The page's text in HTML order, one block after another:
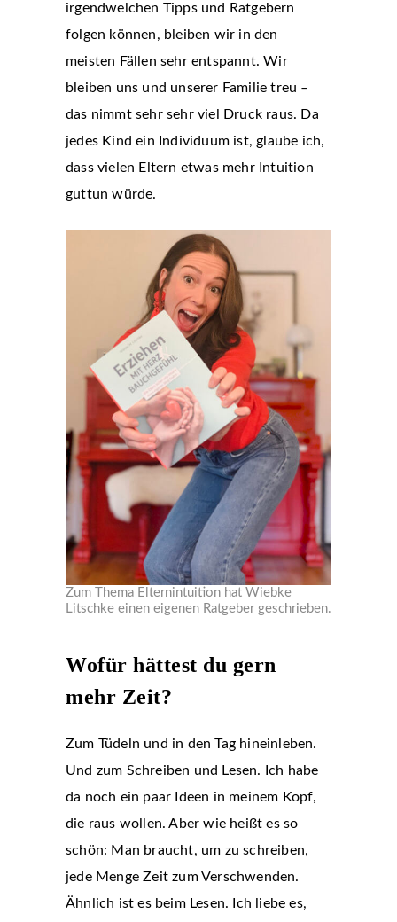
irgendwelchen Tipps und Ratgebern
folgen können, bleiben wir in den
meisten Fällen sehr entspannt. Wir
bleiben uns und unserer Familie treu –
das nimmt sehr sehr viel Druck raus. Da
jedes Kind ein Individuum ist, glaube ich,
dass vielen Eltern etwas mehr Intuition
guttun würde.
Zum Thema Elternintuition hat Wiebke
Litschke einen eigenen Ratgeber geschrieben.
Wofür hättest du gern
mehr Zeit?
Zum Tüdeln und in den Tag hineinleben.
Und zum Schreiben und Lesen. Ich habe
da noch ein paar Ideen in meinem Kopf,
die raus wollen. Aber wie heißt es so
schön: Man braucht, um zu schreiben,
jede Menge Zeit zum Verschwenden.
Ähnlich ist es beim Lesen. Ich liebe es,